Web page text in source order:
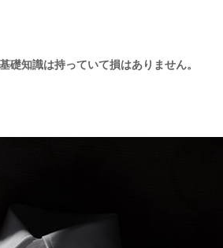
礎知識は持っていて損はありません。